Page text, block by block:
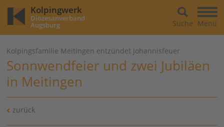
Kolpingwerk
Diözesanverband
Augsburg Menü
Suche
Kolpingsfamilie Meitingen entzündet Johannisfeuer
Sonnwendfeier und zwei Jubiläen
in Meitingen
zurück